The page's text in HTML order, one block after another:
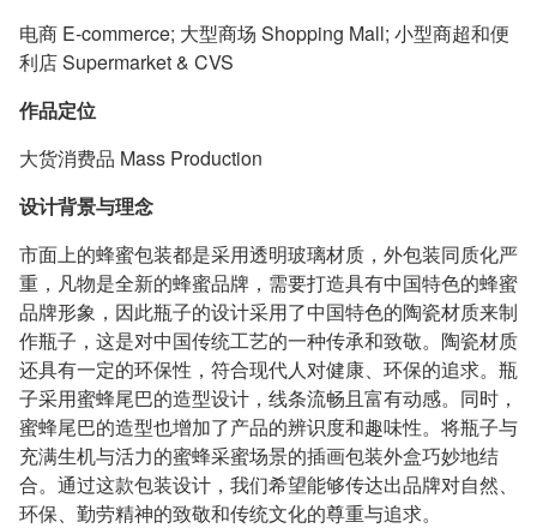
电商 E-commerce; 大型商场 Shopping Mall; 小型商超和便
利店 Supermarket & CVS
作品定位
大货消费品 Mass Production
设计背景与理念
市面上的蜂蜜包装都是采用透明玻璃材质，外包装同质化严
重，凡物是全新的蜂蜜品牌，需要打造具有中国特色的蜂蜜
品牌形象，因此瓶子的设计采用了中国特色的陶瓷材质来制
作瓶子，这是对中国传统工艺的一种传承和致敬。陶瓷材质
还具有一定的环保性，符合现代人对健康、环保的追求。瓶
子采用蜜蜂尾巴的造型设计，线条流畅且富有动感。同时，
蜜蜂尾巴的造型也增加了产品的辨识度和趣味性。将瓶子与
充满生机与活力的蜜蜂采蜜场景的插画包装外盒巧妙地结
合。通过这款包装设计，我们希望能够传达出品牌对自然、
环保、勤劳精神的致敬和传统文化的尊重与追求。